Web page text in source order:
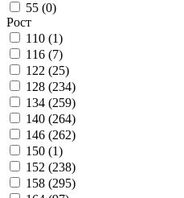
55 (0)
Рост
110 (1)
116 (7)
122 (25)
128 (234)
134 (259)
140 (264)
146 (262)
150 (1)
152 (238)
158 (295)